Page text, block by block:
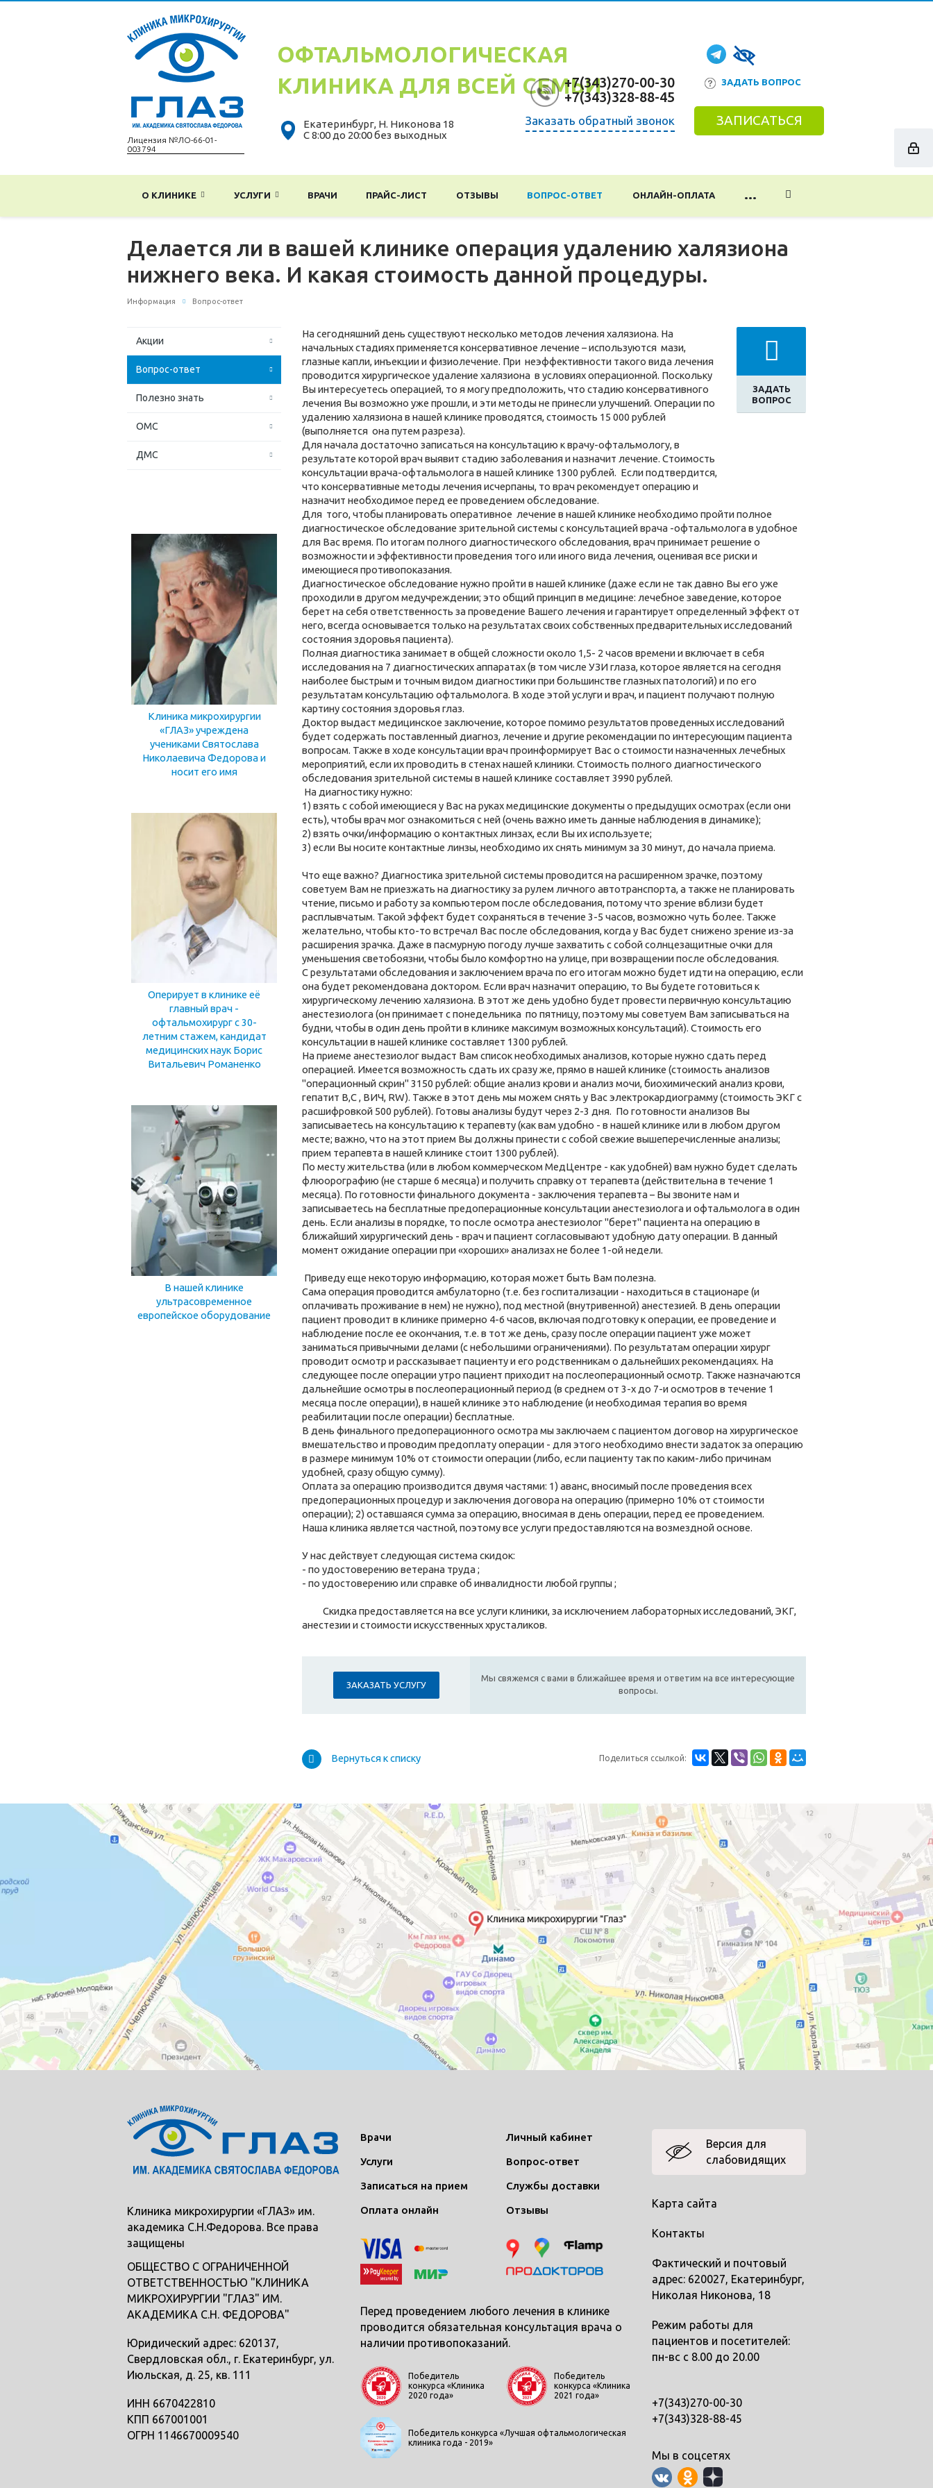
Лицензия №ЛО-66-01-
003794
ОФТАЛЬМОЛОГИЧЕСКАЯ
КЛИНИКА ДЛЯ ВСЕЙ СЕМЬИ
Екатеринбург, Н. Никонова 18
С 8:00 до 20:00 без выходных
+7(343)270-00-30
+7(343)328-88-45
Заказать обратный звонок
ЗАДАТЬ ВОПРОС
ЗАПИСАТЬСЯ
О КЛИНИКЕ УСЛУГИ ВРАЧИ ПРАЙС-ЛИСТ ОТЗЫВЫ ВОПРОС-ОТВЕТ ОНЛАЙН-ОПЛАТА ...
Делается ли в вашей клинике операция удалению халязиона
нижнего века. И какая стоимость данной процедуры.
Информация Вопрос-ответ
Акции
Вопрос-ответ
Полезно знать
ОМС
ДМС
Клиника микрохирургии
«ГЛАЗ» учреждена
учениками Святослава
Николаевича Федорова и
носит его имя
Оперирует в клинике её
главный врач -
офтальмохирург с 30-
летним стажем, кандидат
медицинских наук Борис
Витальевич Романенко
В нашей клинике
ультрасовременное
европейское оборудование
ЗАДАТЬ
ВОПРОС
На сегодняшний день существуют несколько методов лечения халязиона. На
начальных стадиях применяется консервативное лечение – используются мази,
глазные капли, инъекции и физиолечение. При неэффективности такого вида лечения
проводится хирургическое удаление халязиона в условиях операционной. Поскольку
Вы интересуетесь операцией, то я могу предположить, что стадию консервативного
лечения Вы возможно уже прошли, и эти методы не принесли улучшений. Операции по
удалению халязиона в нашей клинике проводятся, стоимость 15 000 рублей
(выполняется она путем разреза).
Для начала достаточно записаться на консультацию к врачу-офтальмологу, в
результате которой врач выявит стадию заболевания и назначит лечение. Стоимость
консультации врача-офтальмолога в нашей клинике 1300 рублей. Если подтвердится,
что консервативные методы лечения исчерпаны, то врач рекомендует операцию и
назначит необходимое перед ее проведением обследование.
Для того, чтобы планировать оперативное лечение в нашей клинике необходимо пройти полное
диагностическое обследование зрительной системы с консультацией врача -офтальмолога в удобное
для Вас время. По итогам полного диагностического обследования, врач принимает решение о
возможности и эффективности проведения того или иного вида лечения, оценивая все риски и
имеющиеся противопоказания.
Диагностическое обследование нужно пройти в нашей клинике (даже если не так давно Вы его уже
проходили в другом медучреждении; это общий принцип в медицине: лечебное заведение, которое
берет на себя ответственность за проведение Вашего лечения и гарантирует определенный эффект от
него, всегда основывается только на результатах своих собственных предварительных исследований
состояния здоровья пациента).
Полная диагностика занимает в общей сложности около 1,5- 2 часов времени и включает в себя
исследования на 7 диагностических аппаратах (в том числе УЗИ глаза, которое является на сегодня
наиболее быстрым и точным видом диагностики при большинстве глазных патологий) и по его
результатам консультацию офтальмолога. В ходе этой услуги и врач, и пациент получают полную
картину состояния здоровья глаз.
Доктор выдаст медицинское заключение, которое помимо результатов проведенных исследований
будет содержать поставленный диагноз, лечение и другие рекомендации по интересующим пациента
вопросам. Также в ходе консультации врач проинформирует Вас о стоимости назначенных лечебных
мероприятий, если их проводить в стенах нашей клиники. Стоимость полного диагностического
обследования зрительной системы в нашей клинике составляет 3990 рублей.
На диагностику нужно:
1) взять с собой имеющиеся у Вас на руках медицинские документы о предыдущих осмотрах (если они
есть), чтобы врач мог ознакомиться с ней (очень важно иметь данные наблюдения в динамике);
2) взять очки/информацию о контактных линзах, если Вы их используете;
3) если Вы носите контактные линзы, необходимо их снять минимум за 30 минут, до начала приема.
Что еще важно? Диагностика зрительной системы проводится на расширенном зрачке, поэтому
советуем Вам не приезжать на диагностику за рулем личного автотранспорта, а также не планировать
чтение, письмо и работу за компьютером после обследования, потому что зрение вблизи будет
расплывчатым. Такой эффект будет сохраняться в течение 3-5 часов, возможно чуть более. Также
желательно, чтобы кто-то встречал Вас после обследования, когда у Вас будет снижено зрение из-за
расширения зрачка. Даже в пасмурную погоду лучше захватить с собой солнцезащитные очки для
уменьшения светобоязни, чтобы было комфортно на улице, при возвращении после обследования.
С результатами обследования и заключением врача по его итогам можно будет идти на операцию, если
она будет рекомендована доктором. Если врач назначит операцию, то Вы будете готовиться к
хирургическому лечению халязиона. В этот же день удобно будет провести первичную консультацию
анестезиолога (он принимает с понедельника по пятницу, поэтому мы советуем Вам записываться на
будни, чтобы в один день пройти в клинике максимум возможных консультаций). Стоимость его
консультации в нашей клинике составляет 1300 рублей.
На приеме анестезиолог выдаст Вам список необходимых анализов, которые нужно сдать перед
операцией. Имеется возможность сдать их сразу же, прямо в нашей клинике (стоимость анализов
"операционный скрин" 3150 рублей: общие анализ крови и анализ мочи, биохимический анализ крови,
гепатит В,С , ВИЧ, RW). Также в этот день мы можем снять у Вас электрокардиограмму (стоимость ЭКГ с
расшифровкой 500 рублей). Готовы анализы будут через 2-3 дня. По готовности анализов Вы
записываетесь на консультацию к терапевту (как вам удобно - в нашей клинике или в любом другом
месте; важно, что на этот прием Вы должны принести с собой свежие вышеперечисленные анализы;
прием терапевта в нашей клинике стоит 1300 рублей).
По месту жительства (или в любом коммерческом МедЦентре - как удобней) вам нужно будет сделать
флюорографию (не старше 6 месяца) и получить справку от терапевта (действительна в течение 1
месяца). По готовности финального документа - заключения терапевта – Вы звоните нам и
записываетесь на бесплатные предоперационные консультации анестезиолога и офтальмолога в один
день. Если анализы в порядке, то после осмотра анестезиолог "берет" пациента на операцию в
ближайший хирургический день - врач и пациент согласовывают удобную дату операции. В данный
момент ожидание операции при «хороших» анализах не более 1-ой недели.
Приведу еще некоторую информацию, которая может быть Вам полезна.
Сама операция проводится амбулаторно (т.е. без госпитализации - находиться в стационаре (и
оплачивать проживание в нем) не нужно), под местной (внутривенной) анестезией. В день операции
пациент проводит в клинике примерно 4-6 часов, включая подготовку к операции, ее проведение и
наблюдение после ее окончания, т.е. в тот же день, сразу после операции пациент уже может
заниматься привычными делами (с небольшими ограничениями). По результатам операции хирург
проводит осмотр и рассказывает пациенту и его родственникам о дальнейших рекомендациях. На
следующее после операции утро пациент приходит на послеоперационный осмотр. Также назначаются
дальнейшие осмотры в послеоперационный период (в среднем от 3-х до 7-и осмотров в течение 1
месяца после операции), в нашей клинике это наблюдение (и необходимая терапия во время
реабилитации после операции) бесплатные.
В день финального предоперационного осмотра мы заключаем с пациентом договор на хирургическое
вмешательство и проводим предоплату операции - для этого необходимо внести задаток за операцию
в размере минимум 10% от стоимости операции (либо, если пациенту так по каким-либо причинам
удобней, сразу общую сумму).
Оплата за операцию производится двумя частями: 1) аванс, вносимый после проведения всех
предоперационных процедур и заключения договора на операцию (примерно 10% от стоимости
операции); 2) оставшаяся сумма за операцию, вносимая в день операции, перед ее проведением.
Наша клиника является частной, поэтому все услуги предоставляются на возмездной основе.
У нас действует следующая система скидок:
- по удостоверению ветерана труда ;
- по удостоверению или справке об инвалидности любой группы ;
Скидка предоставляется на все услуги клиники, за исключением лабораторных исследований, ЭКГ,
анестезии и стоимости искусственных хрусталиков.
ЗАКАЗАТЬ УСЛУГУ
Мы свяжемся с вами в ближайшее время и ответим на все интересующие
вопросы.
Поделиться ссылкой:
Вернуться к списку
Клиника микрохирургии «ГЛАЗ» им.
академика С.Н.Федорова. Все права
защищены
ОБЩЕСТВО С ОГРАНИЧЕННОЙ
ОТВЕТСТВЕННОСТЬЮ "КЛИНИКА
МИКРОХИРУРГИИ "ГЛАЗ" ИМ.
АКАДЕМИКА С.Н. ФЕДОРОВА"
Юридический адрес: 620137,
Свердловская обл., г. Екатеринбург, ул.
Июльская, д. 25, кв. 111
ИНН 6670422810
КПП 667001001
ОГРН 1146670009540
Врачи
Услуги
Записаться на прием
Оплата онлайн
Личный кабинет
Вопрос-ответ
Службы доставки
Отзывы
Перед проведением любого лечения в клинике
проводится обязательная консультация врача о
наличии противопоказаний.
Победитель
конкурса «Клиника
2020 года»
Победитель
конкурса «Клиника
2021 года»
Победитель конкурса «Лучшая офтальмологическая
клиника года - 2019»
Версия для
слабовидящих
Карта сайта
Контакты
Фактический и почтовый
адрес: 620027, Екатеринбург,
Николая Никонова, 18
Режим работы для
пациентов и посетителей:
пн-вс с 8.00 до 20.00
+7(343)270-00-30
+7(343)328-88-45
Мы в соцсетях